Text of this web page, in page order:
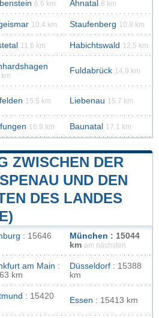
6.6 km Ahnatal 8 km
10.4 km Staufenberg 10.8 km
11.6 km Habichtswald 12.5 km
Fuldabrück 14.9 km
15.5 km Liebenau 15.7 km
16.9 km Baunatal 17.1 km
ZWISCHEN DER
UND DEN
DES LANDES
: 15646
München : 15044
km am nächsten
am Main :
km
Düsseldorf : 15388
km
: 15420
Essen : 15413 km